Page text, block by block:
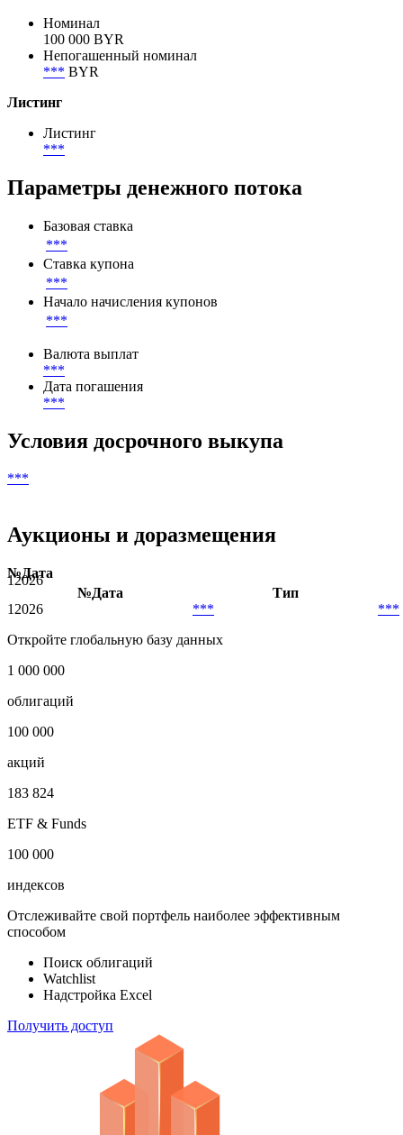
100 000 000 000 BYR
Номинал
100 000 BYR
***BYR
Листинг
Параметры денежного потока
Базовая ставка
***
Ставка купона
Начало начисления купонов
***
Дата погашения
***
Аукционы и доразмещения
№Дата
12026
1 2026
Откройте глобальную базу данных
1 000 000
облигаций
100 000
акций
183 824
ETF & Funds
100 000
Отслеживайте свой портфель наиболее эффективным
способом
Поиск облигаций
Надстройка Excel
Получить доступ